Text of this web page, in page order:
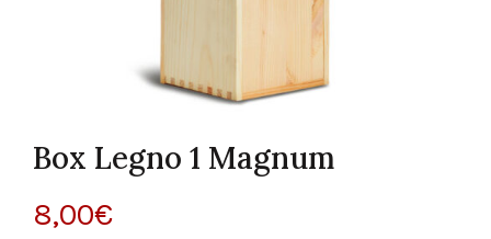
Box Legno 1 Magnum
8,00€